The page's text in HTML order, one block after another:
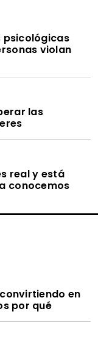
psicológicas
violan
las
real y está
conocemos
en
por qué